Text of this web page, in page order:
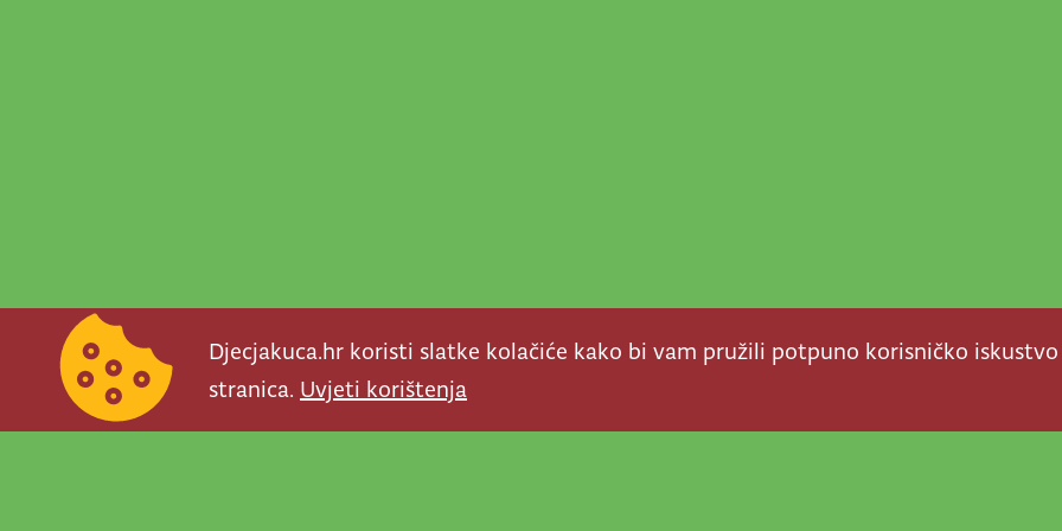
Djecjakuca.hr koristi slatke kolačiće kako bi vam pružili potpuno korisničko
stranica. Uvjeti korištenja